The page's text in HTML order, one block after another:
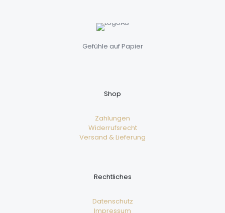
Gefühle auf Papier
Shop
Zahlungen
Widerrufsrecht
Versand & Lieferung
Rechtliches
Datenschutz
Impressum